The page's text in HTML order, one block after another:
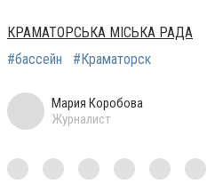
КРАМАТОРСЬКА МІСЬКА РАДА
#бассейн
#Краматорск
Мария Коробова
Журналист